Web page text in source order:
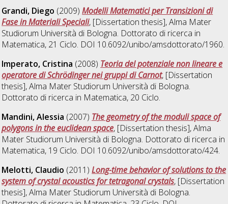
Grandi, Diego (2009)Modelli Matematici per Transizioni di
Fase in Materiali Speciali, [Dissertation thesis], Alma Mater
Studiorum Università di Bologna. Dottorato di ricerca in
Matematica, 21 Ciclo. DOI 10.6092/unibo/amsdottorato/1960.
Imperato, Cristina (2008) Teoria del potenziale non lineare e
operatore di Schrödinger nei gruppi di Carnot, [Dissertation
thesis], Alma Mater Studiorum Università di Bologna.
Dottorato di ricerca in Matematica, 20 Ciclo.
Mandini, Alessia (2007) The geometry of the moduli space of
polygons in the euclidean space, [Dissertation thesis], Alma
Mater Studiorum Università di Bologna. Dottorato di ricerca in
Matematica, 19 Ciclo. DOI 10.6092/unibo/amsdottorato/424.
Melotti, Claudio (2011)Long-time behavior of solutions to the
system of crystal acoustics for tetragonal crystals, [Dissertation
thesis], Alma Mater Studiorum Università di Bologna.